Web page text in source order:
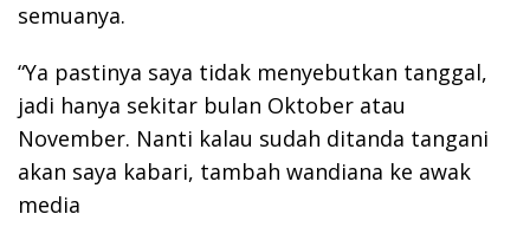
semuanya.
“Ya pastinya saya tidak menyebutkan tanggal,
jadi hanya sekitar bulan Oktober atau
November. Nanti kalau sudah ditanda tangani
akan saya kabari, tambah wandiana ke awak
media